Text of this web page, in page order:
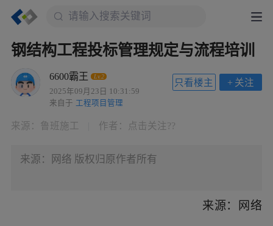
钢结构工程投标管理规定与流程培训
6600霸王 Lv.2
2025年09月23日 10:31:59
来自于 工程项目管理
+ 关注
只看楼主
来源： 鲁班施工 作者： 点击关注??
来源：网络 版权归原作者所有
来源：网络